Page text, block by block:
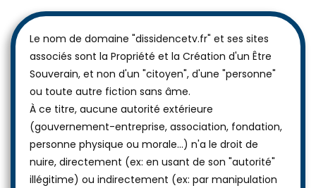
Le nom de domaine "dissidencetv.fr" et ses sites
associés sont la Propriété et la Création d'un Être
Souverain, et non d'un "citoyen", d'une "personne"
ou toute autre fiction sans âme.
À ce titre, aucune autorité extérieure
(gouvernement-entreprise, association, fondation,
personne physique ou morale...) n'a le droit de
nuire, directement (ex: en usant de son "autorité"
illégitime) ou indirectement (ex: par manipulation